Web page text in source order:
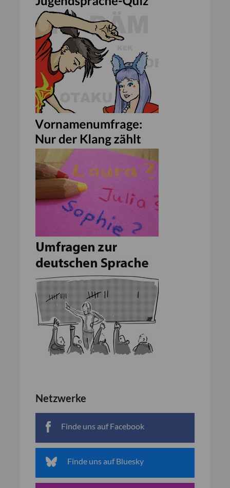
Netzwerke
Finde uns auf Facebook
Finde uns auf Bluesky